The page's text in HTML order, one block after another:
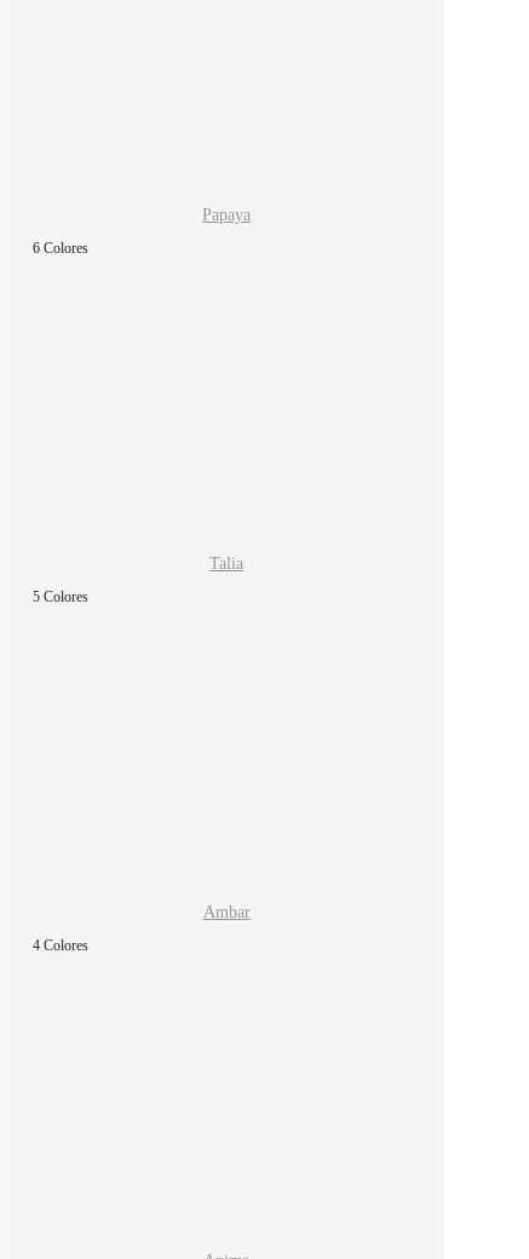
Papaya
6 Colores
Talia
5 Colores
Ambar
4 Colores